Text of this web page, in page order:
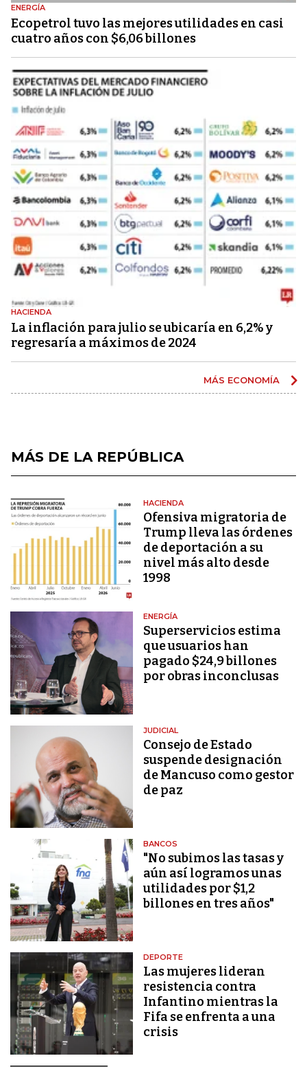
ENERGÍA
Ecopetrol tuvo las mejores utilidades en casi
cuatro años con $6,06 billones
HACIENDA
La inflación para julio se ubicaría en 6,2% y
regresaría a máximos de 2024
MÁS ECONOMÍA
MÁS DE LA REPÚBLICA
HACIENDA
Ofensiva migratoria de
Trump lleva las órdenes
de deportación a su
nivel más alto desde
1998
ENERGÍA
Superservicios estima
que usuarios han
pagado $24,9 billones
por obras inconclusas
JUDICIAL
Consejo de Estado
suspende designación
de Mancuso como gestor
de paz
BANCOS
"No subimos las tasas y
aún así logramos unas
utilidades por $1,2
billones en tres años"
DEPORTE
Las mujeres lideran
resistencia contra
Infantino mientras la
Fifa se enfrenta a una
crisis